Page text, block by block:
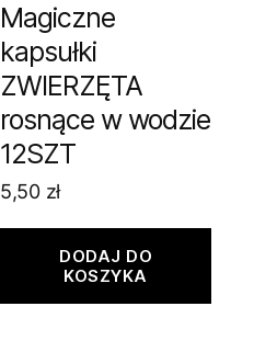
Magiczne
kapsułki
ZWIERZĘTA
rosnące w wodzie
12SZT
5,50 zł
DODAJ DO
KOSZYKA